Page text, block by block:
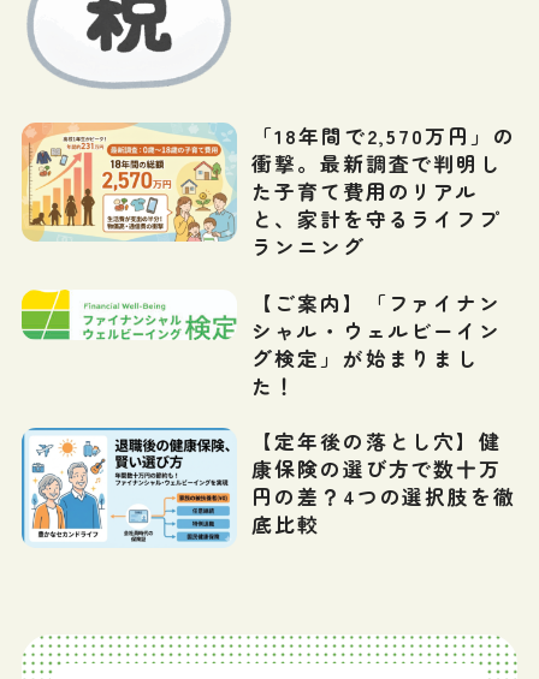
「18年間で2,570万円」の
衝撃。最新調査で判明し
た子育て費用のリアル
と、家計を守るライフプ
ランニング
【ご案内】「ファイナン
シャル・ウェルビーイン
グ検定」が始まりまし
た！
【定年後の落とし穴】健
康保険の選び方で数十万
円の差？4つの選択肢を徹
底比較